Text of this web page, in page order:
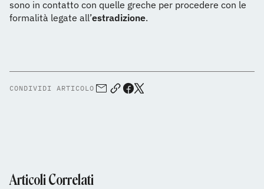
sono in contatto con quelle greche per procedere con le
formalità legate all’estradizione.
CONDIVIDI ARTICOLO
Articoli Correlati